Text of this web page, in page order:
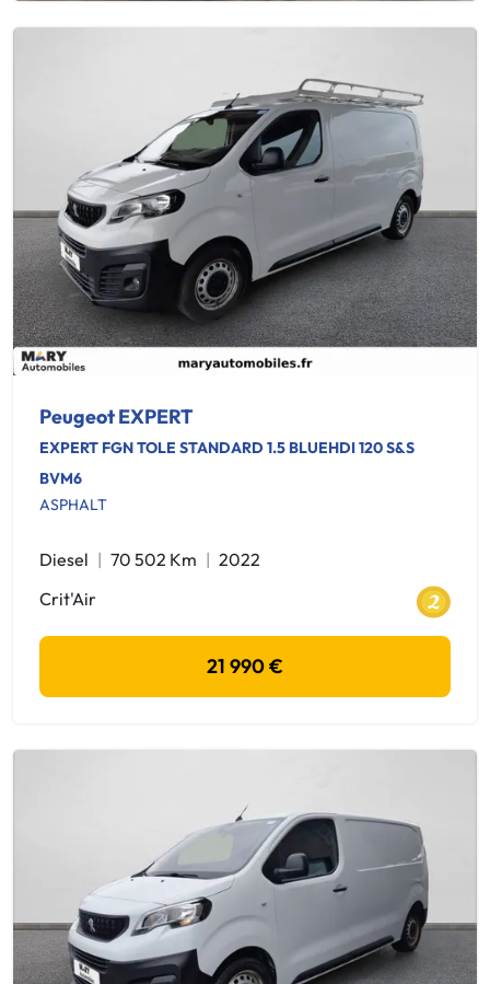
Peugeot EXPERT
EXPERT FGN TOLE STANDARD 1.5 BLUEHDI 120 S&S
BVM6
ASPHALT
Diesel 70 502 Km
2022
Crit'Air
21 990 €